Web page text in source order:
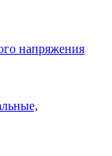
напряжения